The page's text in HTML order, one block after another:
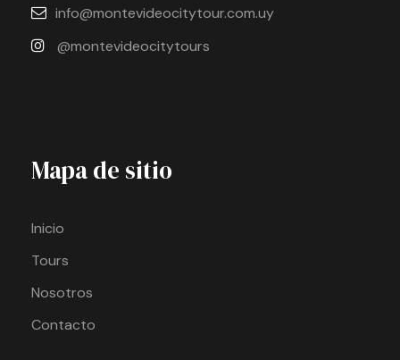
info@montevideocitytour.com.uy
@montevideocitytours
Mapa de sitio
Inicio
Tours
Nosotros
Contacto